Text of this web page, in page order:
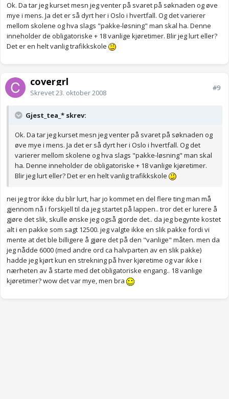
Ok. Da tar jeg kurset mesn jeg venter på svaret på søknaden og øve
mye i mens. Ja det er så dyrt her i Oslo i hvertfall. Og det varierer
mellom skolene og hva slags "pakke-løsning" man skal ha. Denne
inneholder de obligatoriske + 18 vanlige kjøretimer. Blir jeg lurt eller?
Det er en helt vanlig trafikkskole
covergrl
Skrevet23. oktober 2008
#9
Gjest_tea_* skrev:
Ok. Da tar jeg kurset mesn jeg venter på svaret på søknaden og
øve mye i mens. Ja det er så dyrt her i Oslo i hvertfall. Og det
varierer mellom skolene og hva slags "pakke-løsning" man skal
ha. Denne inneholder de obligatoriske + 18 vanlige kjøretimer.
Blir jeg lurt eller? Det er en helt vanlig trafikkskole
nei jeg tror ikke du blir lurt, har jo kommet en del flere ting man må
gjennom nå i forskjell til da jeg startet på lappen.. tror det er lurere å
gjøre det slik, skulle ønske jeg også gjorde det.. da jeg begynte kostet
alt i en pakke som sagt 12500. jeg valgte ikke en slik pakke fordi vi
mente at det ble billigere å gjøre det på den "vanlige" måten. men da
jeg nådde 6000 (med andre ord ca halvparten av en slik pakke)
hadde jeg kjørt kun en strekning på hver kjøretime og var ikke i
nærheten av å starte med det obligatoriske engang.. 18 vanlige
kjøretimer? wow det var mye, men bra